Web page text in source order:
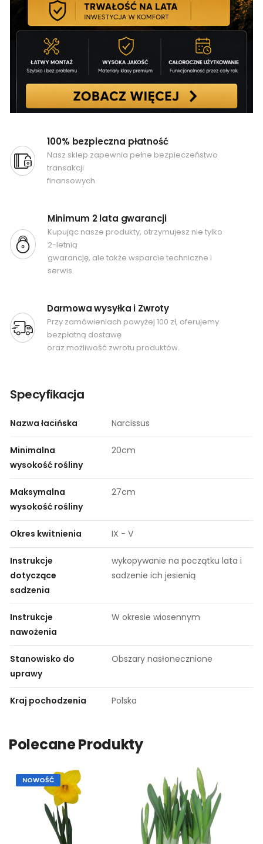
100% bezpieczna płatność
Nasz sklep zapewnia pełne bezpieczeństwo
transakcji
finansowych.
Minimum 2 lata gwarancji
Kupując nasze produkty, otrzymujesz nie tylko
2-letnią
gwarancję, ale także wsparcie techniczne i
serwis.
Darmowa wysyłka i Zwroty
Przy zamówieniach powyżej 100 zł, oferujemy
bezpłatną dostawę
oraz możliwość zwrotu produktów.
Specyfikacja
Nazwa łacińska Narcissus
Minimalna
wysokość rośliny
20cm
Maksymalna
wysokość rośliny
27cm
Okres kwitnienia IX - V
Instrukcje
dotyczące
sadzenia
wykopywanie na początku lata i
sadzenie ich jesienią
Instrukcje
nawożenia
W okresie wiosennym
Stanowisko do
uprawy
Obszary nasłonecznione
Kraj pochodzenia Polska
Polecane Produkty
NOWOŚĆ